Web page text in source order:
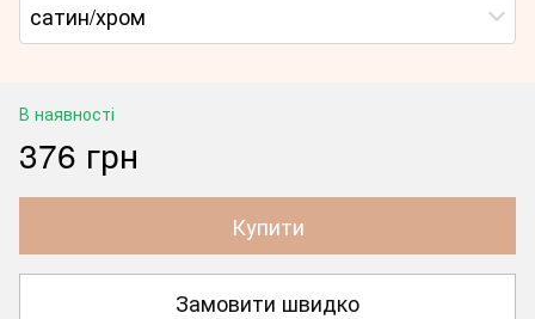
сатин/хром
В наявності
376 грн
Купити
Замовити швидко